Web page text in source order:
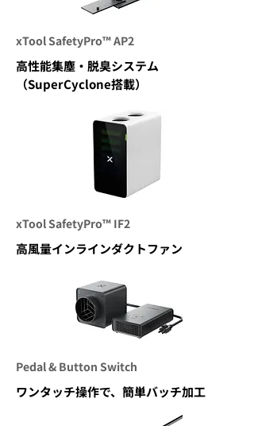
xTool SafetyPro™ AP2
高性能集塵・脱臭システム
（SuperCyclone搭載）
xTool SafetyPro™ IF2
高風量インラインダクトファン
Pedal & Button Switch
ワンタッチ操作で、簡単バッチ加工